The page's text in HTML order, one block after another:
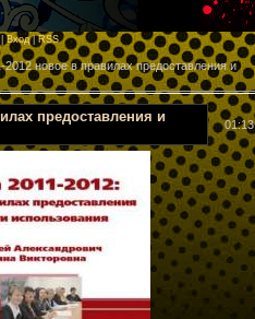
Вход|RSS
новое в правилах предоставления и
предоставления и
01:13